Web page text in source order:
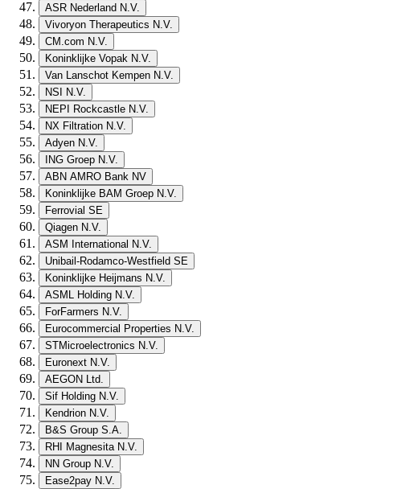
ASR Nederland N.V.
Vivoryon Therapeutics N.V.
CM.com N.V.
Koninklijke Vopak N.V.
Van Lanschot Kempen N.V.
NSI N.V.
NEPI Rockcastle N.V.
NX Filtration N.V.
Adyen N.V.
ING Groep N.V.
ABN AMRO Bank NV
Koninklijke BAM Groep N.V.
Ferrovial SE
Qiagen N.V.
ASM International N.V.
Unibail-Rodamco-Westfield SE
Koninklijke Heijmans N.V.
ASML Holding N.V.
ForFarmers N.V.
Eurocommercial Properties N.V.
STMicroelectronics N.V.
Euronext N.V.
AEGON Ltd.
Sif Holding N.V.
Kendrion N.V.
B&S Group S.A.
RHI Magnesita N.V.
NN Group N.V.
Ease2pay N.V.